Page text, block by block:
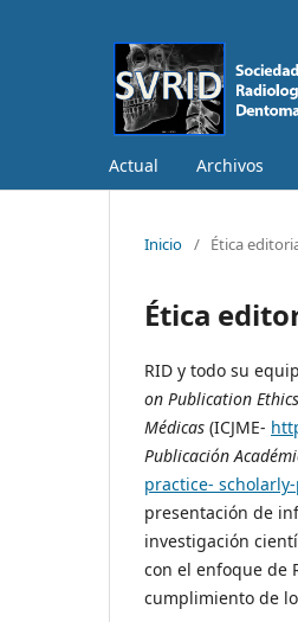
Actual Archivos
Inicio / Ética
Ética
RID y todo su
on Publication Ethics
Médicas (ICJME-
Publicación
practice-
presentación de
investigación
con el enfoque de
cumplimiento de